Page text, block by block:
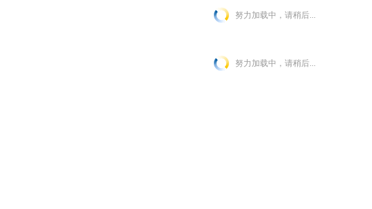
努力加载中，请稍后...
努力加载中，请稍后...